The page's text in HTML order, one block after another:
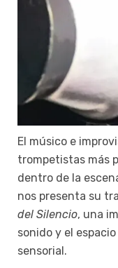
El músico e
trompetistas más
dentro de la
nos presenta su
del Silencio, una
sonido y el
sensorial.